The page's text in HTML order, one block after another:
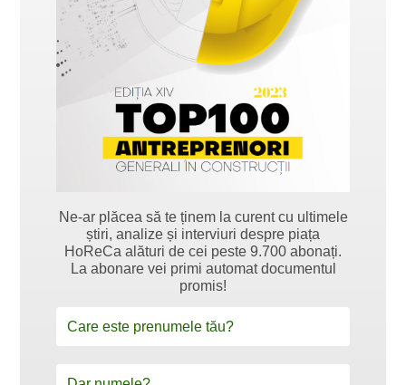
Ne-ar plăcea să te ținem la curent cu ultimele
știri, analize și interviuri despre piața
HoReCa alături de cei peste 9.700 abonați.
La abonare vei primi automat documentul
promis!